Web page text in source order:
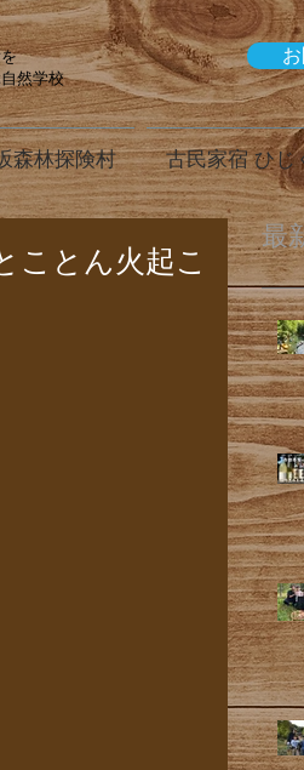
然学校
森林探険村 古民家宿 ひじ
ことん火起こ
最